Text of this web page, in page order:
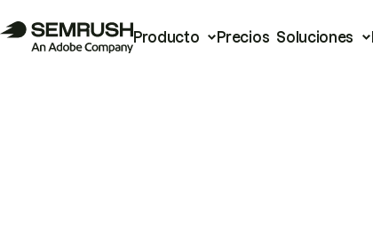
Producto Precios Soluciones